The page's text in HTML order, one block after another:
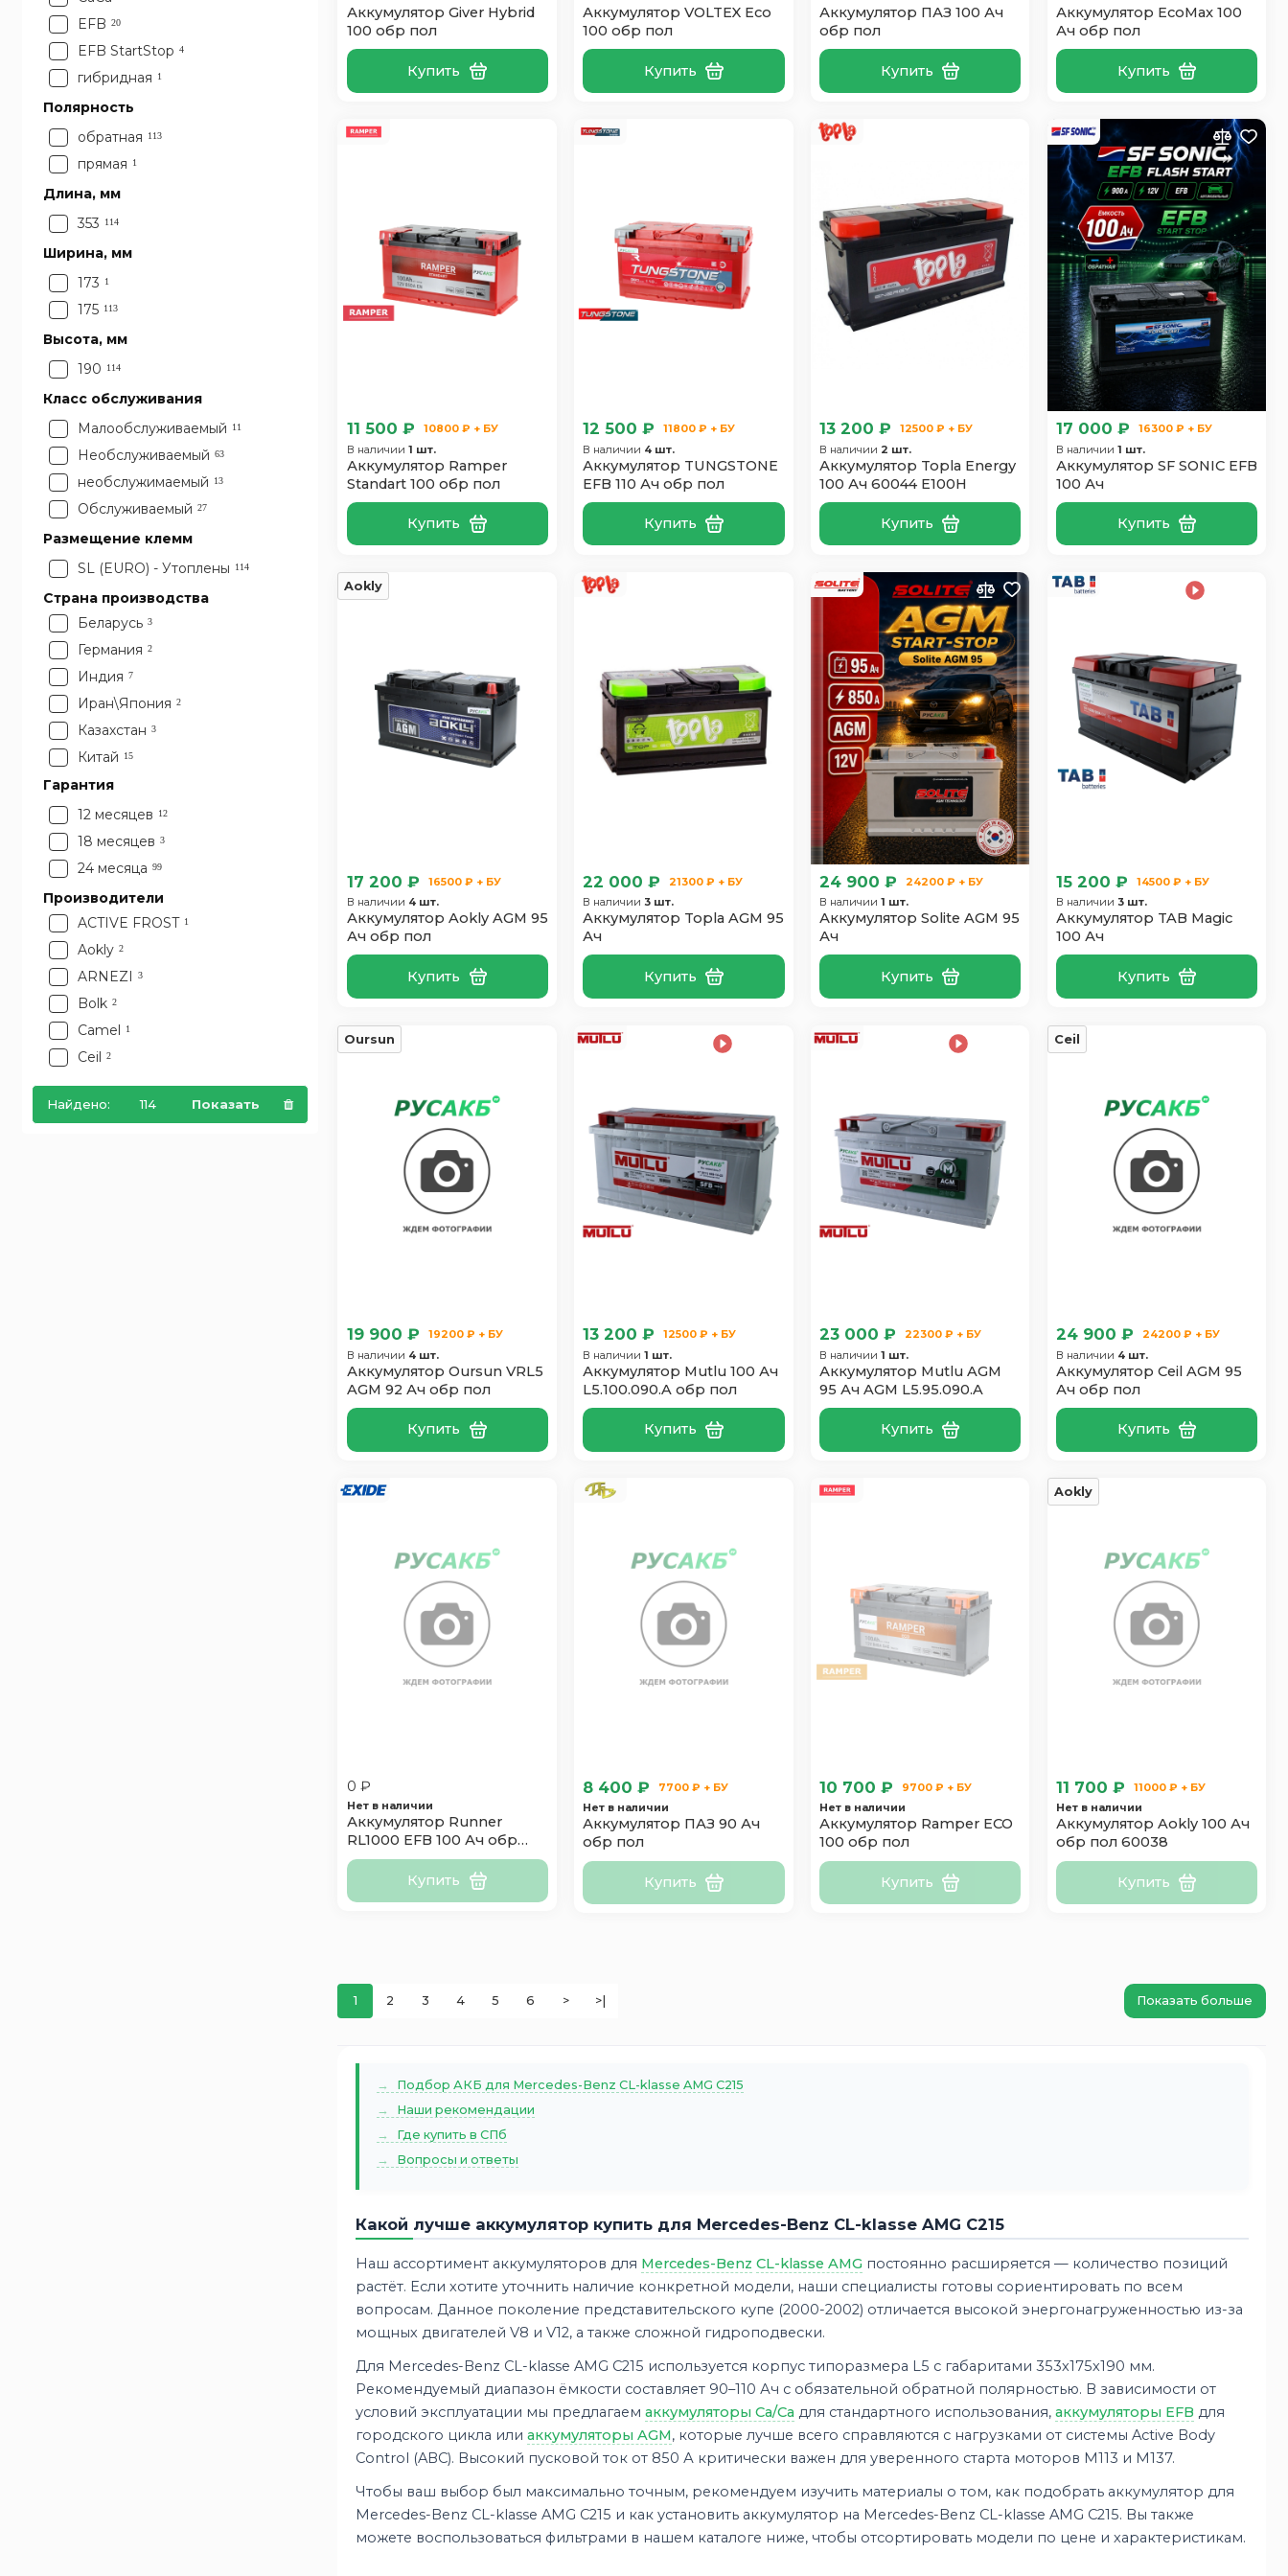
EFB 20
EFB StartStop 4
гибридная 1
Полярность
обратная
113
прямая 1
Длина, мм
353
114
Ширина, мм
173
1
175 113
Высота, мм
190
114
Класс обслуживания
Малообслуживаемый
11
Необслуживаемый 63
необслужимаемый 13
Обслуживаемый 27
Размещение клемм
SL (EURO) - Утоплены
114
Страна производства
Беларусь 3
Германия 2
Индия 7
Иран\Япония 2
Казахстан 3
Китай 15
Россия
Словения
Турция
Франция
Южная Корея
Япония 2
Гарантия
12 месяцев
12
18 месяцев 3
24 месяца 99
Производители
ACTIVE FROST 1
Aokly 2
ARNEZI 3
Bolk 2
Camel 1
Ceil 2
Decus
Delta
Найдено: 114 Показать
Аккумулятор Giver Hybrid
100 обр пол
Купить
Аккумулятор VOLTEX Eco
100 обр пол
Купить
Аккумулятор ПАЗ 100 Ач
обр пол
Купить
Аккумулятор EcoMax 100
Ач обр пол
Купить
11 500 ₽
10800 ₽ + БУ
В наличии 1 шт.
Аккумулятор Ramper
Standart 100 обр пол
Купить
12 500 ₽
11800 ₽ + БУ
В наличии 4 шт.
Аккумулятор TUNGSTONE
EFB 110 Ач обр пол
Купить
13 200 ₽
12500 ₽ + БУ
В наличии 2 шт.
Аккумулятор Topla Energy
100 Ач 60044 E100H
Купить
17 000 ₽
16300 ₽ + БУ
В наличии 1 шт.
Аккумулятор SF SONIC EFB
100 Ач
Купить
Aokly
17 200 ₽
16500 ₽ + БУ
В наличии 4 шт.
Аккумулятор Aokly AGM 95
Ач обр пол
Купить
22 000 ₽
21300 ₽ + БУ
В наличии 3 шт.
Аккумулятор Topla AGM 95
Ач
Купить
24 900 ₽
24200 ₽ + БУ
В наличии1 шт.
Аккумулятор Solite AGM 95
Ач
Купить
15 200 ₽
14500 ₽ + БУ
В наличии 3 шт.
Аккумулятор TAB Magic
100 Ач
Купить
Oursun
19 900 ₽
19200 ₽ + БУ
В наличии 4 шт.
Аккумулятор Oursun VRL5
AGM 92 Ач обр пол
Купить
13 200 ₽
12500 ₽ + БУ
В наличии1 шт.
Аккумулятор Mutlu 100 Ач
L5.100.090.A обр пол
Купить
23 000 ₽
22300 ₽ + БУ
В наличии1 шт.
Аккумулятор Mutlu AGM
95 Ач AGM L5.95.090.A
Купить
Ceil
24 900 ₽
24200 ₽ + БУ
В наличии 4 шт.
Аккумулятор Ceil AGM 95
Ач обр пол
Купить
0 ₽
Нет в наличии
Аккумулятор Runner
RL1000 EFB 100 Ач обр
пол
Купить
8 400 ₽
7700 ₽ + БУ
Нет в наличии
Аккумулятор ПАЗ 90 Ач
обр пол
Купить
10 700 ₽
9700 ₽ + БУ
Нет в наличии
Аккумулятор Ramper ECO
100 обр пол
Купить
Aokly
11 700 ₽
11000 ₽ + БУ
Нет в наличии
Аккумулятор Aokly 100 Ач
обр пол 60038
Купить
1 2 3 4 5 6 > >| Показать больше
Подбор АКБ для Mercedes-Benz CL-klasse AMG C215
Наши рекомендации
Где купить в СПб
Вопросы и ответы
Какой лучше аккумулятор купить для Mercedes-Benz CL-klasse AMG C215
Наш ассортимент аккумуляторов для Mercedes-Benz CL-klasse AMGпостоянно расширяется — количество позиций
растёт. Если хотите уточнить наличие конкретной модели, наши специалисты готовы сориентировать по всем
вопросам. Данное поколение представительского купе (2000-2002) отличается высокой энергонагруженностью из-за
мощных двигателей V8 и V12, а также сложной гидроподвески.
Для Mercedes-Benz CL-klasse AMG C215 используется корпус типоразмера L5 с габаритами 353х175х190 мм.
Рекомендуемый диапазон ёмкости составляет 90–110 Ач с обязательной обратной полярностью. В зависимости от
условий эксплуатации мы предлагаем аккумуляторы Ca/Caдля стандартного использования, аккумуляторы EFB для
городского цикла или аккумуляторы AGM, которые лучше всего справляются с нагрузками от системы Active Body
Control (ABC). Высокий пусковой ток от 850 А критически важен для уверенного старта моторов M113 и M137.
Чтобы ваш выбор был максимально точным, рекомендуем изучить материалы о том, как подобрать аккумулятор для
Mercedes-Benz CL-klasse AMG C215 и как установить аккумулятор на Mercedes-Benz CL-klasse AMG C215. Вы также
можете воспользоваться фильтрами в нашем каталоге ниже, чтобы отсортировать модели по цене и характеристикам.